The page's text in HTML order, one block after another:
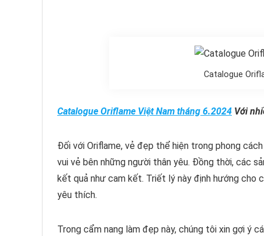
Catalogue
Catalogue Oriflame Việt Nam tháng 6.2024 Với
Đối với Oriflame, vẻ đẹp thể hiện trong phong
vui vẻ bên những người thân yêu. Đồng thời, các
kết quả như cam kết. Triết lý này định hướng cho
yêu thích.
Trong cẩm nang làm đẹp này, chúng tôi xin gợi ý